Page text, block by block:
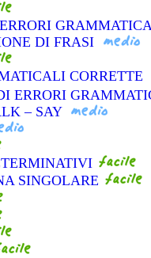
DI FRASI
CORRETTE
ERRORI
– SAY
SINGOLARE